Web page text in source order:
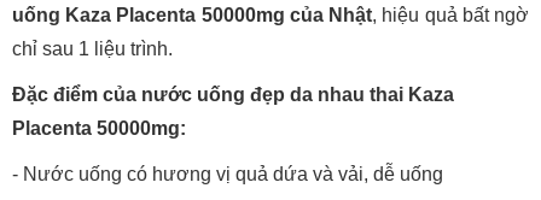
uống Kaza Placenta 50000mg của Nhật, hiệu quả bất ngờ
chỉ sau 1 liệu trình.
Đặc điểm của nước uống đẹp da nhau thai Kaza
Placenta 50000mg:
- Nước uống có hương vị quả dứa và vải, dễ uống